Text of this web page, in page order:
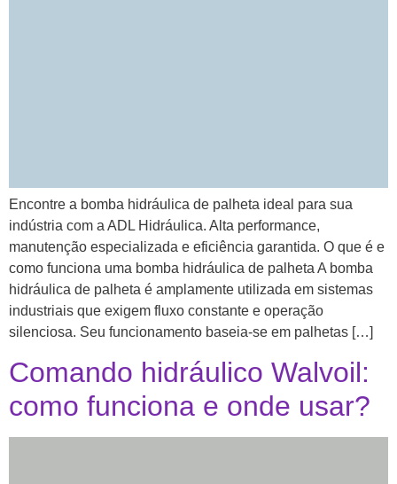
Encontre a bomba hidráulica de palheta ideal para sua
indústria com a ADL Hidráulica. Alta performance,
manutenção especializada e eficiência garantida. O que é e
como funciona uma bomba hidráulica de palheta A bomba
hidráulica de palheta é amplamente utilizada em sistemas
industriais que exigem fluxo constante e operação
silenciosa. Seu funcionamento baseia-se em palhetas […]
Comando hidráulico Walvoil:
como funciona e onde usar?